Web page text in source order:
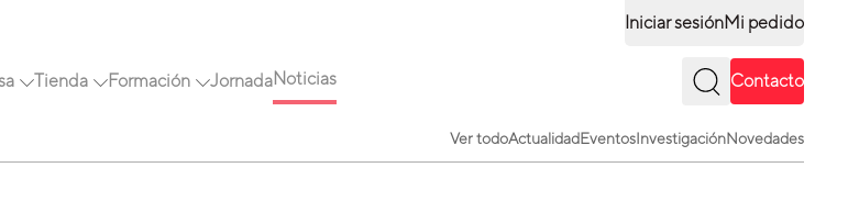
Iniciar sesiónMi pedido
Tienda Formación JornadaNoticias Contacto
Ver todoActualidadEventosInvestigaciónNovedades